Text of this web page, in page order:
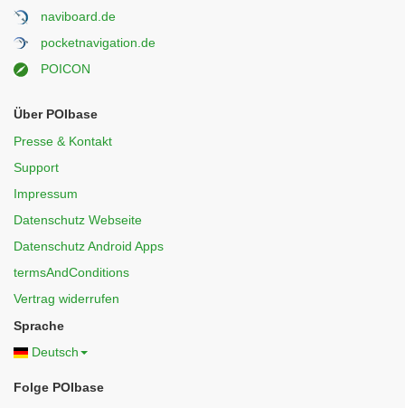
naviboard.de
pocketnavigation.de
POICON
Über POIbase
Presse & Kontakt
Support
Impressum
Datenschutz Webseite
Datenschutz Android Apps
termsAndConditions
Vertrag widerrufen
Sprache
Deutsch
Folge POIbase